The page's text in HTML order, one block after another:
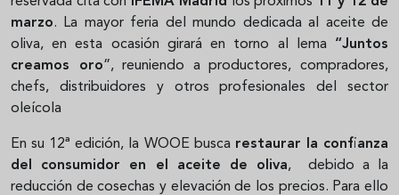
marzo. La mayor feria del mundo dedicada al aceite de
oliva, en esta ocasión girará en torno al lema “Juntos
creamos oro”, reuniendo a productores, compradores,
chefs, distribuidores y otros profesionales del sector
oleícola
En su 12ª edición, la WOOE busca restaurar la confianza
del consumidor en el aceite de oliva, debido a la
reducción de cosechas y elevación de los precios. Para ello